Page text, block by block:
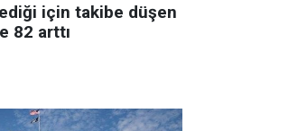
için takibe düşen
82 arttı